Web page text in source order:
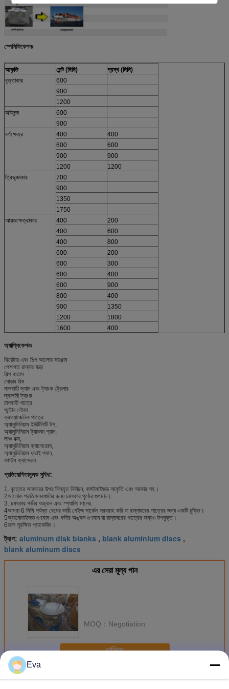
স্পেসিফিকেশনঃ
আকৃতি লেন্ট (মিমি)
প্রস্থ (মিমি)
বৃত্তাকার
600
900
1200
অষ্টভুজ
600
900
বর্গক্ষেত্র
400
400
600
600
900
900
1200
1200
ত্রিভুজাকার
700
900
1350
1750
আয়তক্ষেত্রাকার
400
200
400
600
400
800
600
200
600
300
600
400
600
900
800
400
900
1350
1200
1800
1600
400
অ্যাপ্লিকেশনঃ
থিয়েটার এবং শিল্প আলোর সরঞ্জাম
পেশাগত রান্নার যন্ত্র
শিল্প বাতাস
ঘোড়ার রিম
মালবাহী ভ্যান এবং ট্যাংক ট্রেলার
জ্বালানী ট্যাংক
চাপবাহী পাত্রে
পন্টোন নৌকা
ক্রায়োজেনিক পাত্রে
অ্যালুমিনিয়াম ইউটিলিটি টপ,
অ্যালুমিনিয়াম ট্যাডকা প্যান,
লাঞ্চ বক্স,
অ্যালুমিনিয়াম ক্যাসেরোল,
অ্যালুমিনিয়াম ফ্রাই প্যান,
কাস্টম ক্যাসেরল
প্রতিযোগিতামূলক সুবিধা:
1. বৃত্তের আকারের উপর বিস্তৃত নির্বাচন, কাস্টমাইজড আকৃতি এবং আকার সহ।
2আলোক প্রতিফলকগুলির জন্য চমৎকার পৃষ্ঠের গুণমান।
3. চমৎকার গভীর অঙ্কন এবং স্প্যানিং মানের.
4আমরা 6 মিমি পর্যন্ত বেধের ভারী গেইজ সার্কেল সরবরাহ করি যা রান্নাঘরের পাত্রের জন্য একটি চুক্তি।
5অ্যানোডাইজড গুণমান এবং গভীর অঙ্কন গুণমান যা রান্নাঘরের পাত্রের জন্যও উপযুক্ত।
6ভাল সুরক্ষিত প্যাকেজিং।
ট্যাগ: aluminum disk blanks , blank aluminium discs ,
blank aluminum discs
এর সেরা মূল্য পান
MOQ： Negotiation
চালিয়ে
অধিকঅ্যালুমিনিয়াম ডিস্ক ফাঁকা
Eva